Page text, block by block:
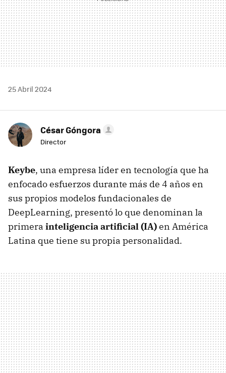
25 Abril 2024
César Góngora
Director
Keybe, una empresa líder en tecnología que ha
enfocado esfuerzos durante más de 4 años en
sus propios modelos fundacionales de
DeepLearning, presentó lo que denominan la
primera inteligencia artificial (IA)en América
Latina que tiene su propia personalidad.